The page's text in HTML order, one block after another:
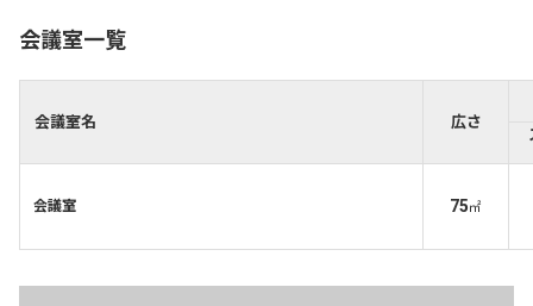
会議室一覧
会議室名 広さ
会議室 75㎡